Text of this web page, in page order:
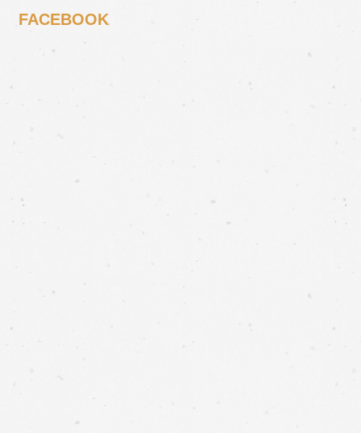
FACEBOOK